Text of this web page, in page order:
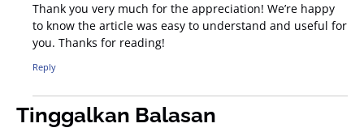
Thank you very much for the appreciation! We’re happy
to know the article was easy to understand and useful for
you. Thanks for reading!
Reply
Tinggalkan Balasan